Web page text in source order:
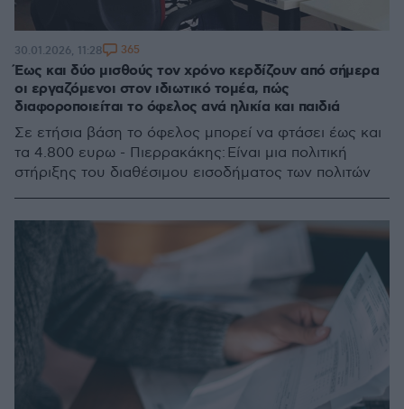
Έως και δύο μισθούς τον χρόνο κερδίζουν από σήμερα
οι εργαζόμενοι στον ιδιωτικό τομέα, πώς
διαφοροποιείται το όφελος ανά ηλικία και παιδιά
Σε ετήσια βάση το όφελος μπορεί να φτάσει έως και
τα 4.800 ευρω - Πιερρακάκης: Είναι μια πολιτική
στήριξης του διαθέσιμου εισοδήματος των πολιτών
30.01.2026, 11:28 365